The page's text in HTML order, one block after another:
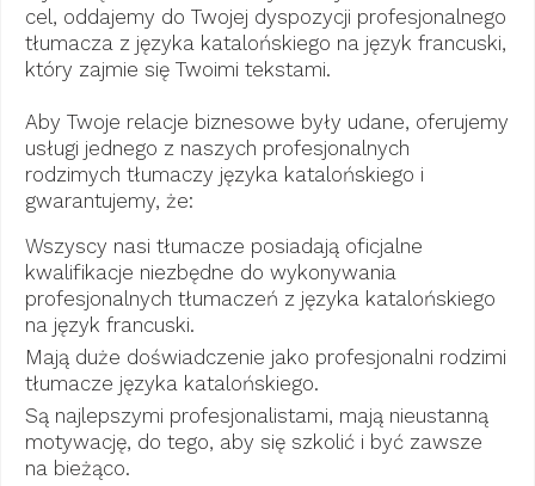
cel, oddajemy do Twojej dyspozycji profesjonalnego
tłumacza z języka katalońskiego na język francuski,
który zajmie się Twoimi tekstami.
Aby Twoje relacje biznesowe były udane, oferujemy
usługi jednego z naszych profesjonalnych
rodzimych tłumaczy języka katalońskiego i
gwarantujemy, że:
Wszyscy nasi tłumacze posiadają oficjalne
kwalifikacje niezbędne do wykonywania
profesjonalnych tłumaczeń z języka katalońskiego
na język francuski.
Mają duże doświadczenie jako profesjonalni rodzimi
tłumacze języka katalońskiego.
Są najlepszymi profesjonalistami, mają nieustanną
motywację, do tego, aby się szkolić i być zawsze
na bieżąco.